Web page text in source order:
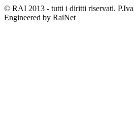
© RAI 2013 - tutti i diritti riservati.
Engineered by RaiNet